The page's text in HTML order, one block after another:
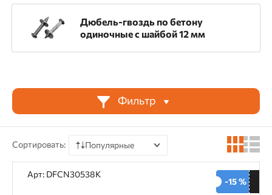
Гвозди для ЛСТК
Гвозди тип DNW
Гвоздь CN
Гвоздь GNPC8/DNC
Гвоздь с резьбой
Гвоздь тип DN
Гвоздь тип FST
Гвоздь тип ST
Длина
Дюбель-гвоздь по бетону
одиночные с шайбой 12 мм
Фильтр
Сортировать: Популярные
Арт: DFCN30538K
-15 %